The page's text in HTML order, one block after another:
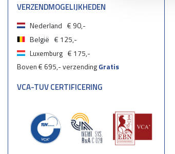
VERZENDMOGELIJKHEDEN
Nederland € 90,-
België € 125,-
Luxemburg € 175,-
Boven € 695,- verzendingGratis
VCA-TUV CERTIFICERING